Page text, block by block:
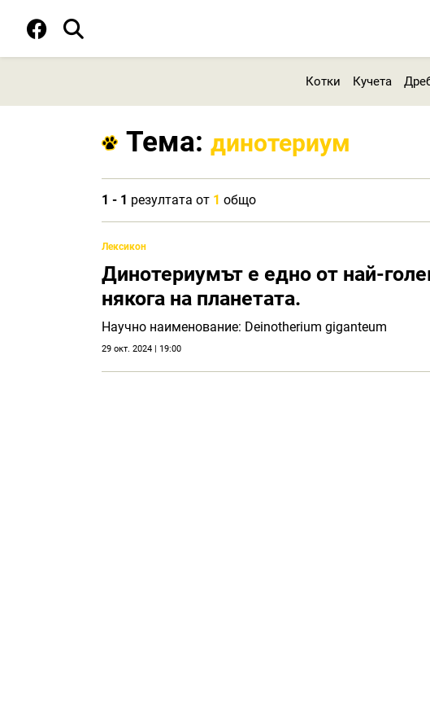
Котки Кучета
Тема: динотериум
1 - 1 резултата от 1 общо
Лексикон
Динотериумът е едно от най-
някога на планетата.
Научно наименование: Deinotherium giganteum
29 окт. 2024 | 19:00